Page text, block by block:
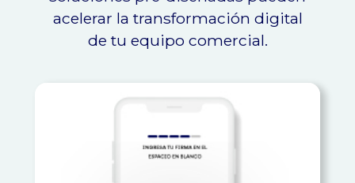
acelerar la transformación digital
de tu equipo comercial.